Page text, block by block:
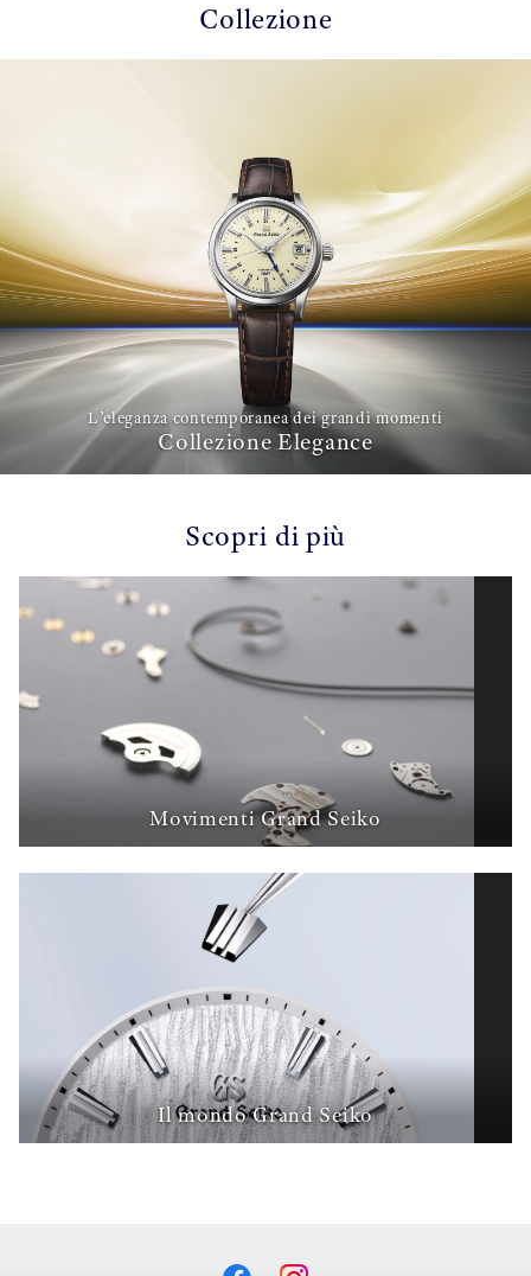
Collezione
L’eleganza contemporanea dei grandi momenti
Collezione Elegance
Scopri di più
Movimenti Grand Seiko
Il mondo Grand Seiko